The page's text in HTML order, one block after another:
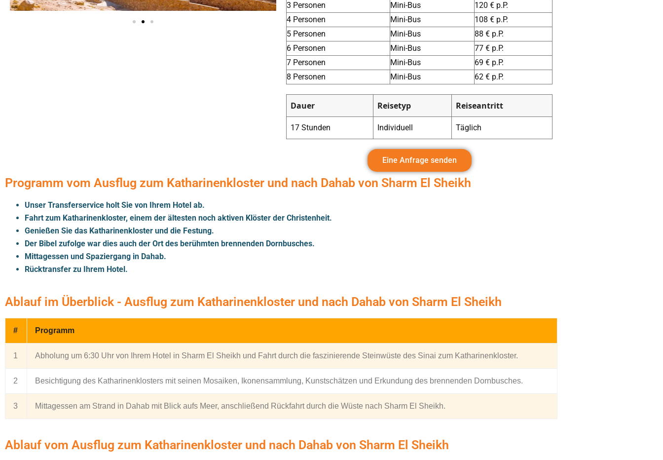
3 Personen
Mini-Bus
120 € p.P.
4 Personen
Mini-Bus
108 € p.P.
5 Personen
Mini-Bus
88 € p.P.
6 Personen
Mini-Bus
77 € p.P.
7 Personen
Mini-Bus
69 € p.P.
8 Personen
Mini-Bus 62 € p.P.
Dauer Reisetyp Reiseantritt
17 Stunden Individuell Täglich
Eine Anfrage senden
Programm vom Ausflug zum Katharinenkloster und nach Dahab von Sharm El Sheikh
Unser Transferservice holt Sie von Ihrem Hotel ab.
Fahrt zum Katharinenkloster, einem der ältesten noch aktiven Klöster der Christenheit.
Genießen Sie das Katharinenkloster und die Festung.
Der Bibel zufolge war dies auch der Ort des berühmten brennenden Dornbusches.
Mittagessen und Spaziergang in Dahab.
Rücktransfer zu Ihrem Hotel.
Ablauf im Überblick - Ausflug zum Katharinenkloster und nach Dahab von Sharm El Sheikh
# Programm
1 Abholung um 6:30 Uhr von Ihrem Hotel in Sharm El Sheikh und Fahrt durch die faszinierende Steinwüste des Sinai zum Katharinenkloster.
2 Besichtigung des Katharinenklosters mit seinen Mosaiken, Ikonensammlung, Kunstschätzen und Erkundung des brennenden Dornbusches.
3 Mittagessen am Strand in Dahab mit Blick aufs Meer, anschließend Rückfahrt durch die Wüste nach Sharm El Sheikh.
Ablauf vom Ausflug zum Katharinenkloster und nach Dahab von Sharm El Sheikh